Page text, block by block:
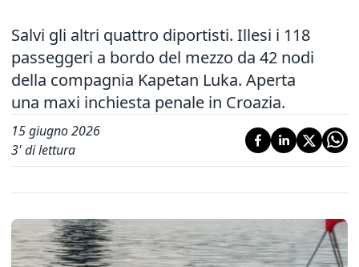
Salvi gli altri quattro diportisti. Illesi i 118
passeggeri a bordo del mezzo da 42 nodi
della compagnia Kapetan Luka. Aperta
una maxi inchiesta penale in Croazia.
15 giugno 2026
3' di lettura